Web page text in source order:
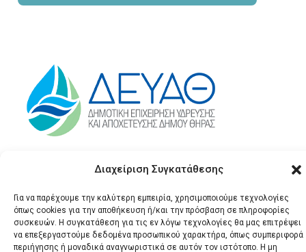
Διαχείριση Συγκατάθεσης
Για να παρέχουμε την καλύτερη εμπειρία, χρησιμοποιούμε τεχνολογίες
όπως cookies για την αποθήκευση ή/και την πρόσβαση σε πληροφορίες
συσκευών. Η συγκατάθεση για τις εν λόγω τεχνολογίες θα μας επιτρέψει
να επεξεργαστούμε δεδομένα προσωπικού χαρακτήρα, όπως συμπεριφορά
περιήγησης ή μοναδικά αναγνωριστικά σε αυτόν τον ιστότοπο. Η μη